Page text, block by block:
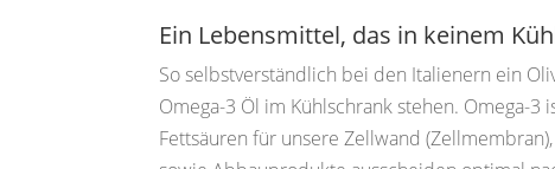
Ein Lebensmittel, das in keinem
So selbstverständlich bei den Italienern ein
Omega-3 Öl im Kühlschrank stehen. Omega-3
Fettsäuren für unsere Zellwand